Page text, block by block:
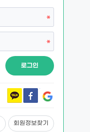
로그인
회원정보찾기